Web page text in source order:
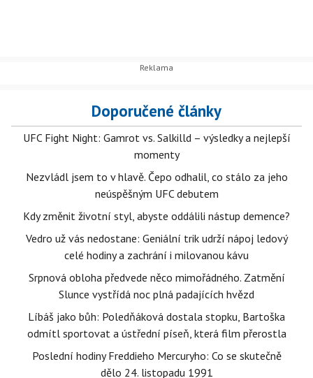
Doporučené články
UFC Fight Night: Gamrot vs. Salkilld – výsledky a nejlepší
momenty
Nezvládl jsem to v hlavě. Čepo odhalil, co stálo za jeho
neúspěšným UFC debutem
Kdy změnit životní styl, abyste oddálili nástup demence?
Vedro už vás nedostane: Geniální trik udrží nápoj ledový
celé hodiny a zachrání i milovanou kávu
Srpnová obloha předvede něco mimořádného. Zatmění
Slunce vystřídá noc plná padajících hvězd
Líbáš jako bůh: Poledňáková dostala stopku, Bartoška
odmítl sportovat a ústřední píseň, která film přerostla
Poslední hodiny Freddieho Mercuryho: Co se skutečně
dělo 24. listopadu 1991